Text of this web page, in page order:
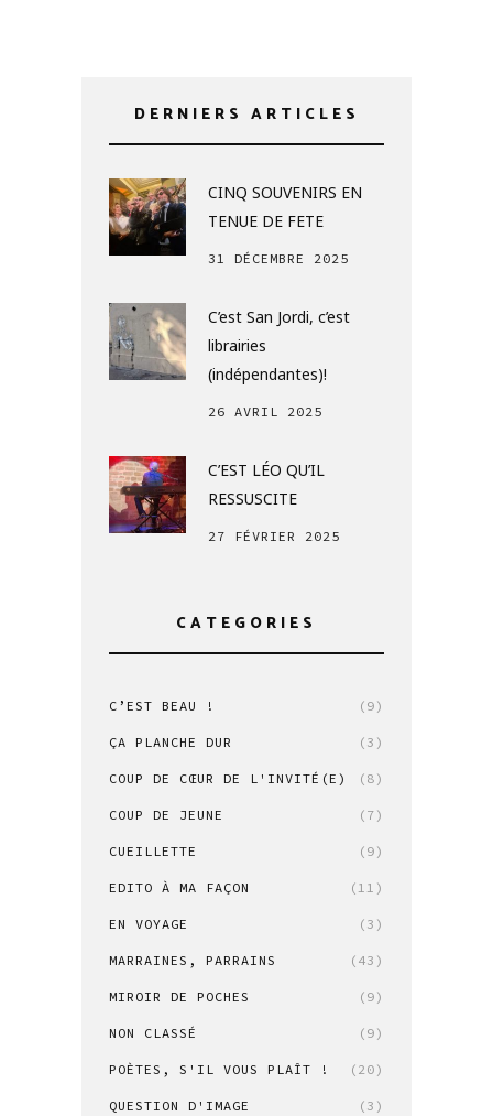
DERNIERS ARTICLES
CINQ SOUVENIRS EN
TENUE DE FETE
31 DÉCEMBRE 2025
C’est San Jordi, c’est
librairies
(indépendantes)!
26 AVRIL 2025
C’EST LÉO QU’IL
RESSUSCITE
27 FÉVRIER 2025
CATEGORIES
C’EST BEAU ! (9)
ÇA PLANCHE DUR (3)
COUP DE CŒUR DE L'INVITÉ(E) (8)
COUP DE JEUNE (7)
CUEILLETTE (9)
EDITO À MA FAÇON (11)
EN VOYAGE (3)
MARRAINES, PARRAINS (43)
MIROIR DE POCHES (9)
NON CLASSÉ (9)
POÈTES, S'IL VOUS PLAÎT ! (20)
QUESTION D'IMAGE (3)